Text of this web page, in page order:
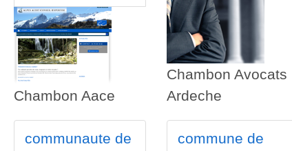
Chambon Aace
Chambon Avocats
Ardeche
communaute de
commune de